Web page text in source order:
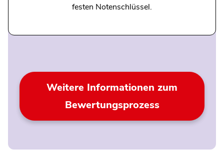
festen Notenschlüssel.
Weitere Informationen zum
Bewertungsprozess